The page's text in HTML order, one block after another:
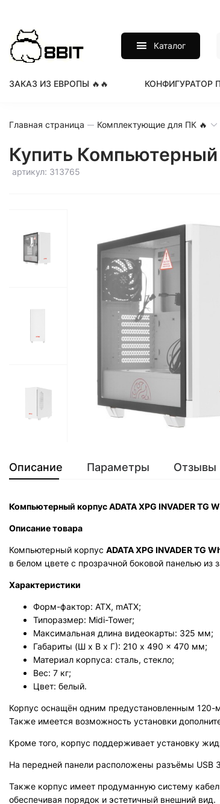
Каталог
ЗАКАЗ ИЗ ЕВРОПЫ 🔥🔥 КОНФИГУРАТОР
Главная страница Комплектующие для ПК 🔥
Купить Компьютерный
артикул: 313765
Описание Параметры Отзывы
Компьютерный корпус ADATA XPG INVADER TG
Описание товара
Компьютерный корпус ADATA XPG INVADER TG
в белом цвете с прозрачной боковой панелью из
Характеристики
Форм-фактор: ATX, mATX;
Типоразмер: Midi-Tower;
Максимальная длина видеокарты: 325 мм;
Габариты (Ш х В х Г): 210 x 490 x 470 мм;
Материал корпуса: сталь, стекло;
Вес: 7 кг;
Цвет: белый.
Корпус оснащён одним предустановленным 120-
Также имеется возможность установки
Кроме того, корпус поддерживает установку
На передней панели расположены разъёмы USB
Также корпус имеет продуманную систему
обеспечивая порядок и эстетичный внешний вид.